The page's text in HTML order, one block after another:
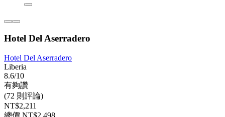
Hotel Del Aserradero
Hotel Del Aserradero
Liberia
8.6/10
有夠讚
(72 則評論)
NT$2,211
總價 NT$2,498